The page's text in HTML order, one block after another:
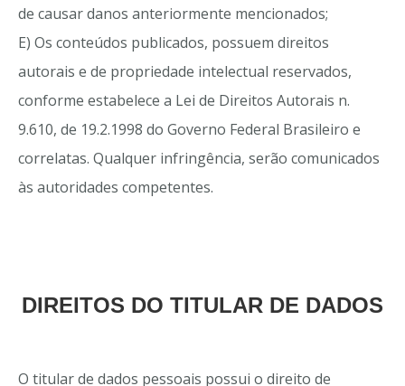
de causar danos anteriormente mencionados;
E) Os conteúdos publicados, possuem direitos
autorais e de propriedade intelectual reservados,
conforme estabelece a Lei de Direitos Autorais n.
9.610, de 19.2.1998 do Governo Federal Brasileiro e
correlatas. Qualquer infringência, serão comunicados
às autoridades competentes.
DIREITOS DO TITULAR DE DADOS
O titular de dados pessoais possui o direito de